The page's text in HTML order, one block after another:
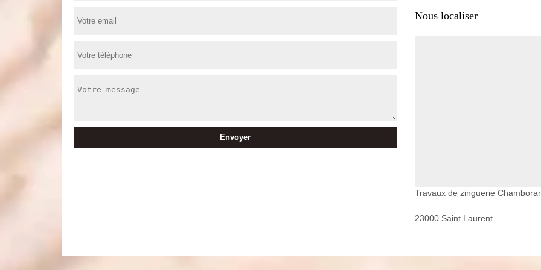
Nous localiser
Travaux de zinguerie
23000 Saint Laurent